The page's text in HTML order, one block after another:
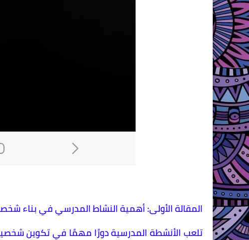
المقالة الأولى: أهمية النشاط المدرسي في بناء
تلعب الأنشطة المدرسية دورًا مهمًا في تكوين